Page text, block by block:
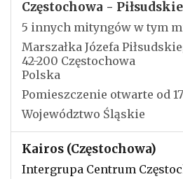
Częstochowa -
5 innych mityngów w tym
Marszałka Józefa
42-200 Częstochowa
Polska
Pomieszczenie otwarte od
Województwo Śląskie
Kairos (Częstochowa)
Intergrupa Centrum